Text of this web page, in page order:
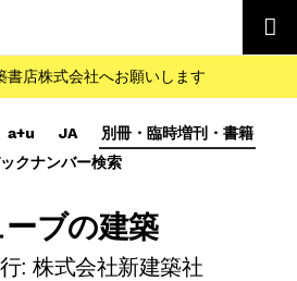
書店株式会社へお願いします
a+u JA
別冊・臨時増刊・書籍
クナンバー検索
ブの建築
: 株式会社新建築社